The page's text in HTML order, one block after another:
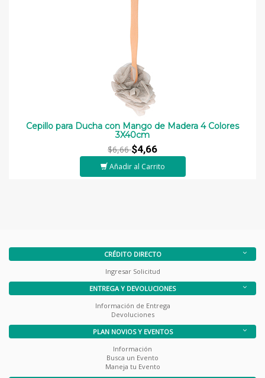
Cepillo para Ducha con Mango de Madera 4 Colores
3X40cm
$6,66$4,66
Añadir al Carrito
CRÉDITO DIRECTO
Ingresar Solicitud
ENTREGA Y DEVOLUCIONES
Información de Entrega
Devoluciones
PLAN NOVIOS Y EVENTOS
Información
Busca un Evento
Maneja tu Evento